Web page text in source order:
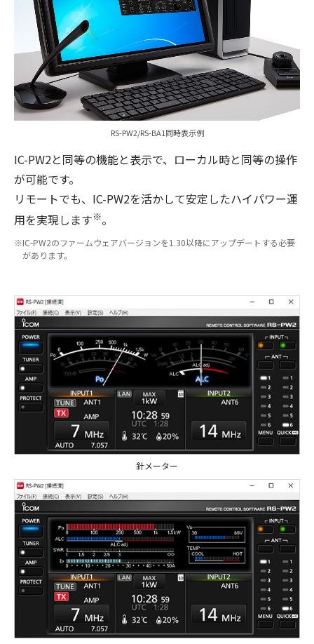
RS-PW2/RS-BA1同時表示例
IC-PW2と同等の機能と表示で、ローカル時と同等の操作
が可能です。
リモートでも、IC-PW2を活かして安定したハイパワー運
用を実現します※。
IC-PW2のファームウェアバージョンを1.30以降にアップデートする必要
があります。
針メーター